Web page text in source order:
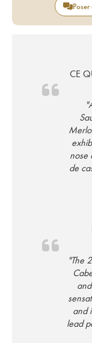
Poser
CE
nose
de
"The
and
lead